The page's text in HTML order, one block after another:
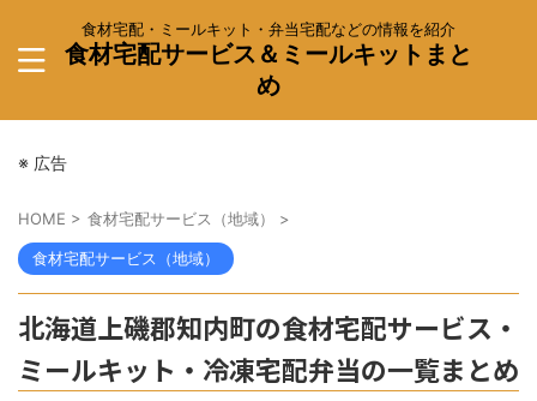
食材宅配・ミールキット・弁当宅配などの情報を紹介
食材宅配サービス＆ミールキットまと
め
※ 広告
HOME > 食材宅配サービス（地域） >
食材宅配サービス（地域）
北海道上磯郡知内町の食材宅配サービス・
ミールキット・冷凍宅配弁当の一覧まとめ